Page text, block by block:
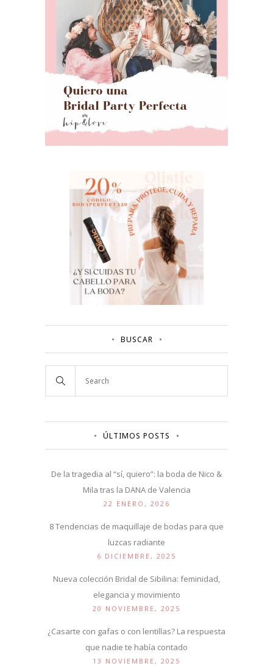
BUSCAR
ÚLTIMOS POSTS
De la tragedia al “sí, quiero”: la boda de Nico &
Mila tras la DANA de Valencia
22 ENERO, 2026
8 Tendencias de maquillaje de bodas para que
luzcas radiante
6 DICIEMBRE, 2025
Nueva colección Bridal de Sibilina: feminidad,
elegancia y movimiento
20 NOVIEMBRE, 2025
¿Casarte con gafas o con lentillas? La respuesta
que nadie te había contado
13 NOVIEMBRE, 2025